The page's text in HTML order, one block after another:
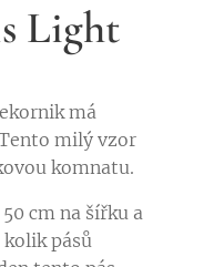
Light
má
milý vzor
komnatu.
cm na šířku a
kolik pásů